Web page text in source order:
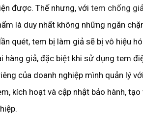
được. Thế nhưng, với tem chống
là duy nhất không những ngăn
quét, tem bị làm giả sẽ bị vô hiệu
hàng giả, đặc biệt khi sử dụng tem
của doanh nghiệp mình quản lý
kích hoạt và cập nhật bảo hành,